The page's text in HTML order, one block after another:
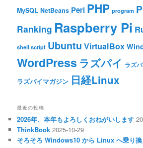
MySQL NetBeans Perl PHP program
Ranking Raspberry Pi
shell script Ubuntu VirtualBox
WordPress ラズパイ ラズ
ラズパイマガジン 日経Linux
最近の投稿
2026年、本年もよろしくおねがいします
ThinkBook 2025-10-29
そろそろ Windows10 から Linux へ乗り